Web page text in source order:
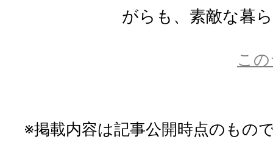
がらも、素敵な暮
こ
※掲載内容は記事公開時点のもの